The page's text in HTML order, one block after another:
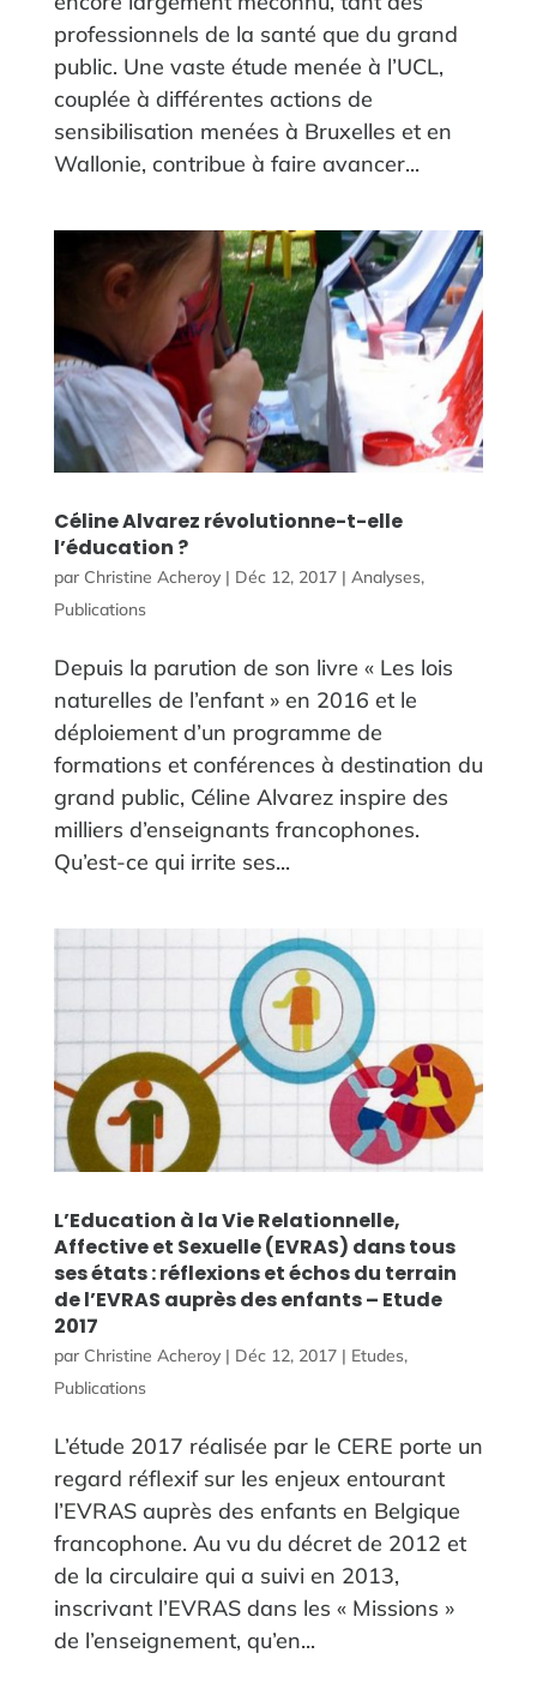
professionnels de la santé que du grand
public. Une vaste étude menée à l’UCL,
couplée à différentes actions de
sensibilisation menées à Bruxelles et en
Wallonie, contribue à faire avancer...
Céline Alvarez révolutionne-t-elle
l’éducation ?
par Christine Acheroy| Déc 12, 2017| Analyses,
Publications
Depuis la parution de son livre « Les lois
naturelles de l’enfant » en 2016 et le
déploiement d’un programme de
formations et conférences à destination du
grand public, Céline Alvarez inspire des
milliers d’enseignants francophones.
Qu’est-ce qui irrite ses...
L’Education à la Vie Relationnelle,
Affective et Sexuelle (EVRAS) dans tous
ses états : réflexions et échos du terrain
de l’EVRAS auprès des enfants – Etude
2017
par Christine Acheroy| Déc 12, 2017| Etudes,
Publications
L’étude 2017 réalisée par le CERE porte un
regard réflexif sur les enjeux entourant
l’EVRAS auprès des enfants en Belgique
francophone. Au vu du décret de 2012 et
de la circulaire qui a suivi en 2013,
inscrivant l’EVRAS dans les « Missions »
de l’enseignement, qu’en...